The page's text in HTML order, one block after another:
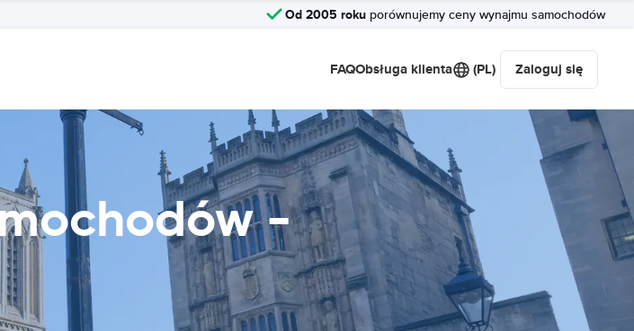
Od 2005 roku porównujemy ceny wynajmu samochodów
FAQObsługa klienta (PL) Zaloguj się
-